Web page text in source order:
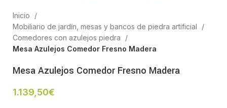
Inicio
Mobiliario de jardín, mesas y bancos de piedra artificial
Comedores con azulejos piedra
Mesa Azulejos Comedor Fresno Madera
Mesa Azulejos Comedor Fresno Madera
1.139,50€